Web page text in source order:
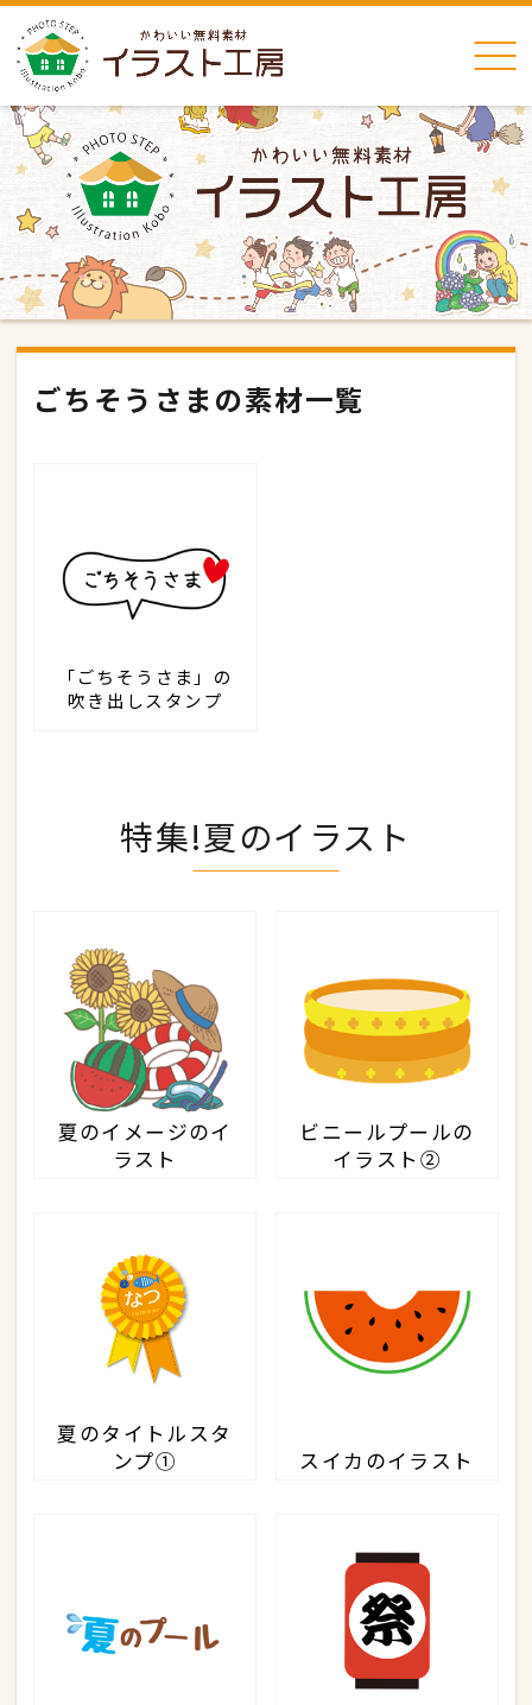
ごちそうさまの素材一覧
「ごちそうさま」の
吹き出しスタンプ
特集!夏のイラスト
夏のイメージのイ
ラスト
ビニールプールの
イラスト②
夏のタイトルスタ
ンプ①
スイカのイラスト